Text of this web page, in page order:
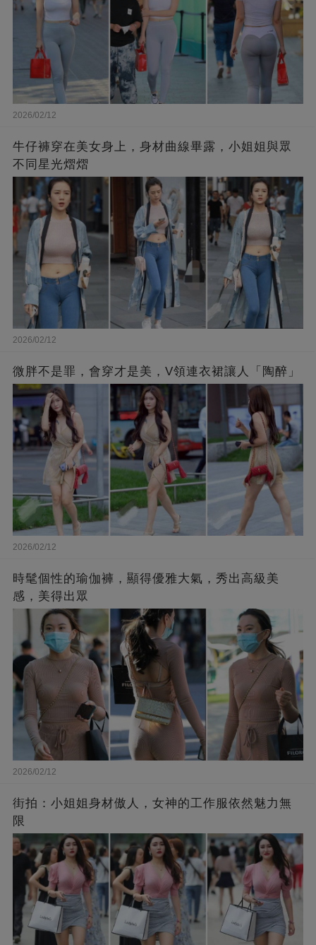
2026/02/12
牛仔褲穿在美女身上，身材曲線畢露，小姐姐與眾
不同星光熠熠
2026/02/12
微胖不是罪，會穿才是美，V領連衣裙讓人「陶醉」
2026/02/12
時髦個性的瑜伽褲，顯得優雅大氣，秀出高級美
感，美得出眾
2026/02/12
街拍：小姐姐身材傲人，女神的工作服依然魅力無
限